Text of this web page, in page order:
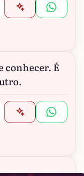
conhecer. É